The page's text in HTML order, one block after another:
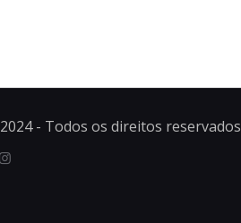
2024 - Todos os direitos reservados